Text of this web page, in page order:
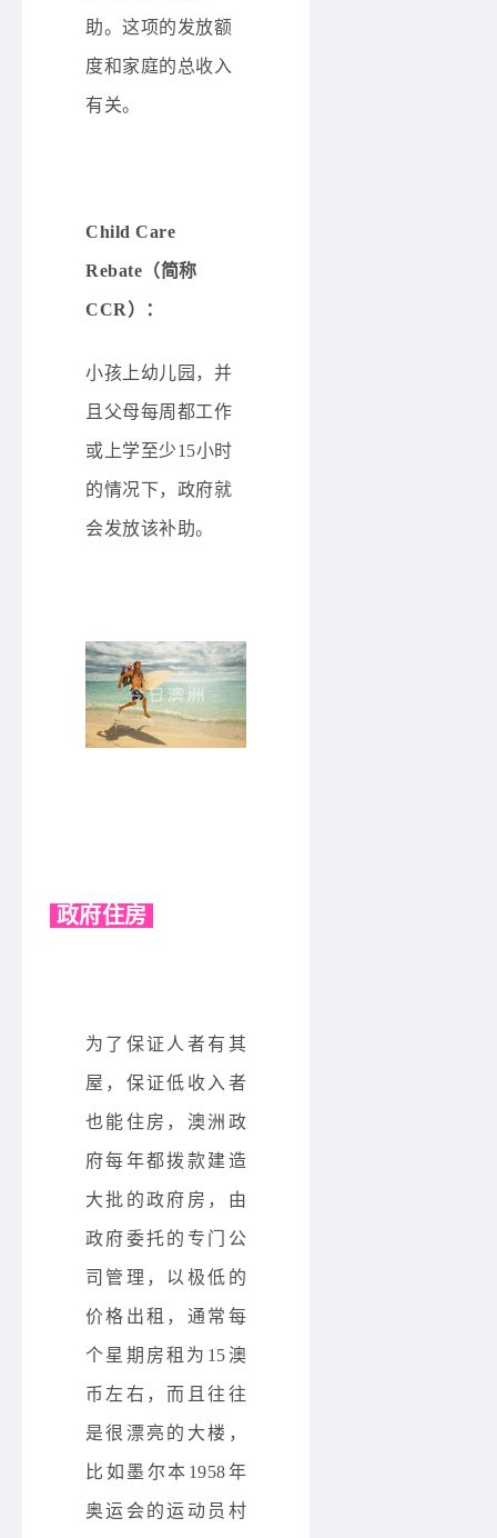
助。这项的发放额
度和家庭的总收入
有关。
Child Care
Rebate（简称
CCR）：
小孩上幼儿园，并
且父母每周都工作
或上学至少15小时
的情况下，政府就
会发放该补助。
政府住房
为了保证人者有其
屋，保证低收入者
也能住房，澳洲政
府每年都拨款建造
大批的政府房，由
政府委托的专门公
司管理，以极低的
价格出租，通常每
个星期房租为15澳
币左右，而且往往
是很漂亮的大楼，
比如墨尔本1958年
奥运会的运动员村